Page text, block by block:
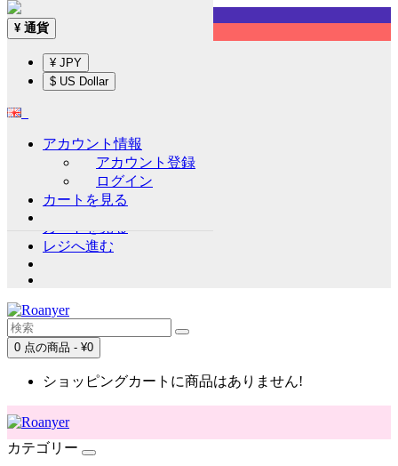
Sign up!
通貨
アカウント情報
アカウント登録
ログイン
ウイッシュリスト (0)
レジへ進む
0 点の商品 - ¥0
ショッピングカートに商品はありません!
¥ 通貨
¥ JPY
$ US Dollar
アカウント情報
アカウント登録
ログイン
カートを見る
カテゴリー